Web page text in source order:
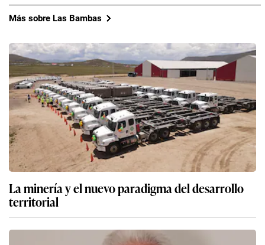
Más sobre Las Bambas
La minería y el nuevo paradigma del desarrollo
territorial